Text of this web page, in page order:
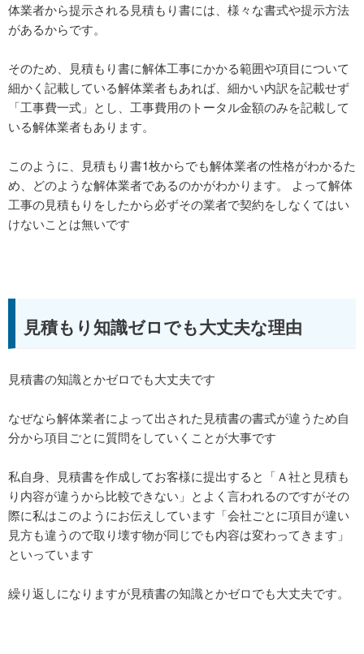
体業者から提示される見積もり書には、様々な書式や提示方法
があるからです。
そのため、見積もり書に解体工事にかかる範囲や項目について
細かく記載している解体業者もあれば、細かい内訳を記載せず
「工事費一式」とし、工事費用のトータル金額のみを記載して
いる解体業者もあります。
このように、見積もり書1枚からでも解体業者の性格がわかるた
め、どのような解体業者であるのかがわかります。 よって解体
工事の見積もりをしたから必ずその業者で契約をしなくてはい
けないことは無いです
見積もり知識ゼロでも大丈夫な理由
見積書の知識とかゼロでも大丈夫です
なぜなら解体業者によって出された見積書の書式が違うため自
分から項目ごとに質問をしていくことが大事です
私自身、見積書を作成してお客様に提出すると「Ａ社と見積も
り内容が違うから比較できない」とよく言われるのですがその
際に私はこのようにお伝えしています「会社ごとに項目が違い
見方も違うので取り壊す物が同じでも内容は変わってきます」
といっています
繰り返しになりますが見積書の知識とかゼロでも大丈夫です。